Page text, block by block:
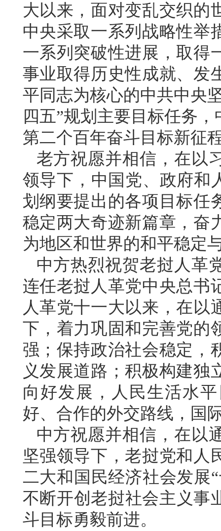
大以来，面对变乱交织的
中央采取一系列战略性举
一系列突破性进展，取得
事业取得历史性成就、发
平同志为核心的中共中央
四五”规划主要目标任务
第二个百年奋斗目标新征
老方祝愿并相信，在以
领导下，中国党、政府和
划纲要提出的各项目标任
稳定两大奇迹新篇章，奋
为地区和世界的和平稳定
中方热烈祝贺老挝人革
连任老挝人革党中央总书
人革党十一大以来，在以
下，着力巩固和完善党的
强；保持政治社会稳定，
义发展道路；积极构建独
向好发展，人民生活水
好、合作的外交路线，国
中方祝愿并相信，在以
坚强领导下，老挝党和人
二大和国民经济社会发展
不断开创老挝社会主义事
斗目标勇毅前进。